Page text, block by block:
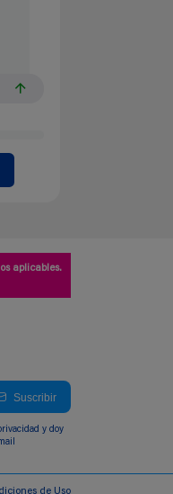
aplicables.
Suscribir
y doy
de Uso